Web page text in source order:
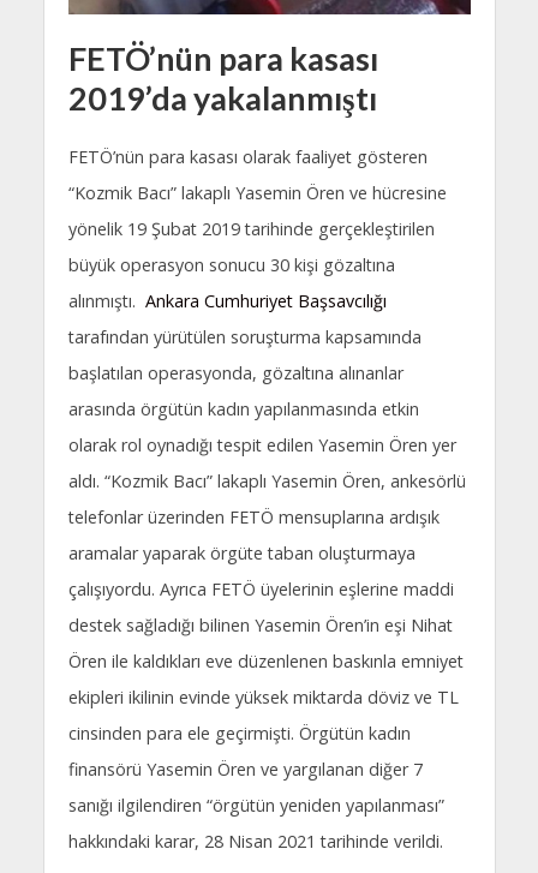
FETÖ’nün para kasası
2019’da yakalanmıştı
FETÖ’nün para kasası olarak faaliyet gösteren
“Kozmik Bacı” lakaplı Yasemin Ören ve hücresine
yönelik 19 Şubat 2019 tarihinde gerçekleştirilen
büyük operasyon sonucu 30 kişi gözaltına
alınmıştı. Ankara Cumhuriyet Başsavcılığı
tarafından yürütülen soruşturma kapsamında
başlatılan operasyonda, gözaltına alınanlar
arasında örgütün kadın yapılanmasında etkin
olarak rol oynadığı tespit edilen Yasemin Ören yer
aldı. “Kozmik Bacı” lakaplı Yasemin Ören, ankesörlü
telefonlar üzerinden FETÖ mensuplarına ardışık
aramalar yaparak örgüte taban oluşturmaya
çalışıyordu. Ayrıca FETÖ üyelerinin eşlerine maddi
destek sağladığı bilinen Yasemin Ören’in eşi Nihat
Ören ile kaldıkları eve düzenlenen baskınla emniyet
ekipleri ikilinin evinde yüksek miktarda döviz ve TL
cinsinden para ele geçirmişti. Örgütün kadın
finansörü Yasemin Ören ve yargılanan diğer 7
sanığı ilgilendiren “örgütün yeniden yapılanması”
hakkındaki karar, 28 Nisan 2021 tarihinde verildi.